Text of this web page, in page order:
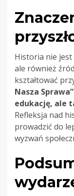
Historia nie jest
ale również
kształtować
Nasza
edukację, ale
Refleksja nad
prowadzić do
wyzwań